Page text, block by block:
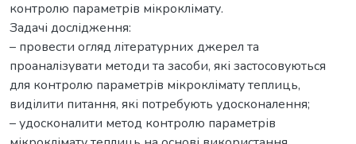
контролю параметрів мікроклімату.
Задачі дослідження:
– провести огляд літературних джерел та
проаналізувати методи та засоби, які застосовуються
для контролю параметрів мікроклімату теплиць,
виділити питання, які потребують удосконалення;
– удосконалити метод контролю параметрів